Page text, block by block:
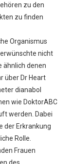
zu den
zu finden
Organismus
nicht
ähnlich denen
über Dr Heart
dianabol
wie DoktorABC
werden. Dabei
der Erkrankung
Rolle.
Frauen
des